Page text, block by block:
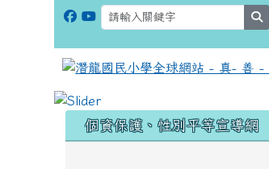
個資保護、性別平等宣導網